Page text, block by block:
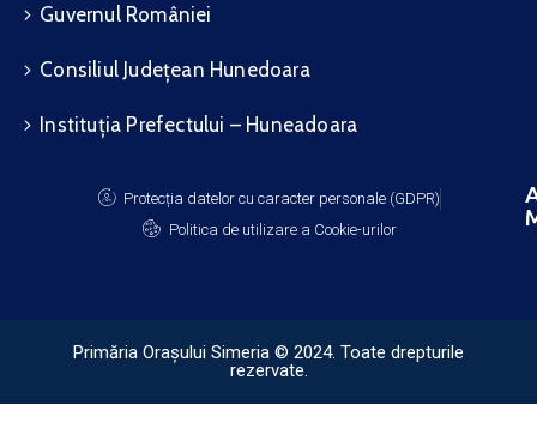
Guvernul României
Consiliul Județean Hunedoara
Instituția Prefectului – Huneadoara
Protecția datelor cu caracter personale (GDPR)
Politica de utilizare a Cookie-urilor
Primăria Orașului Simeria © 2024. Toate drepturile
rezervate.